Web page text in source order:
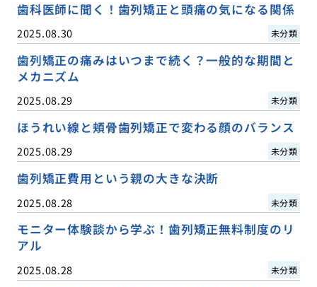
歯科医師に聞く！歯列矯正と頭痛の気になる関係
2025.08.30 未分類
歯列矯正の痛みはいつまで続く？一般的な期間と
メカニズム
2025.08.29 未分類
ほうれい線と頬骨歯列矯正で変わる顔のバランス
2025.08.29 未分類
歯列矯正費用という親の大きな決断
2025.08.28 未分類
モニター体験談から学ぶ！歯列矯正無料制度のリ
アル
2025.08.28 未分類